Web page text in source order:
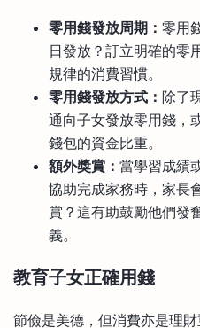
零用錢發放周期： 零用
日發放？訂立明確的零
規律的消費習慣。
零用錢發放方式： 除了
通向子女發放零用錢，
錢包的資金比重。
額外獎賞： 當學習成績
協助完成家務時，家長
賞？這有助鼓勵他們發
義。
教育子女正確用錢
節儉是美德，但消費亦是理